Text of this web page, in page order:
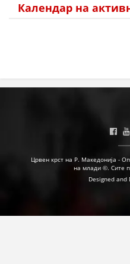
Календар на
Црвен крст на Р. Македонија -
на млади ©. Сите
Designed and